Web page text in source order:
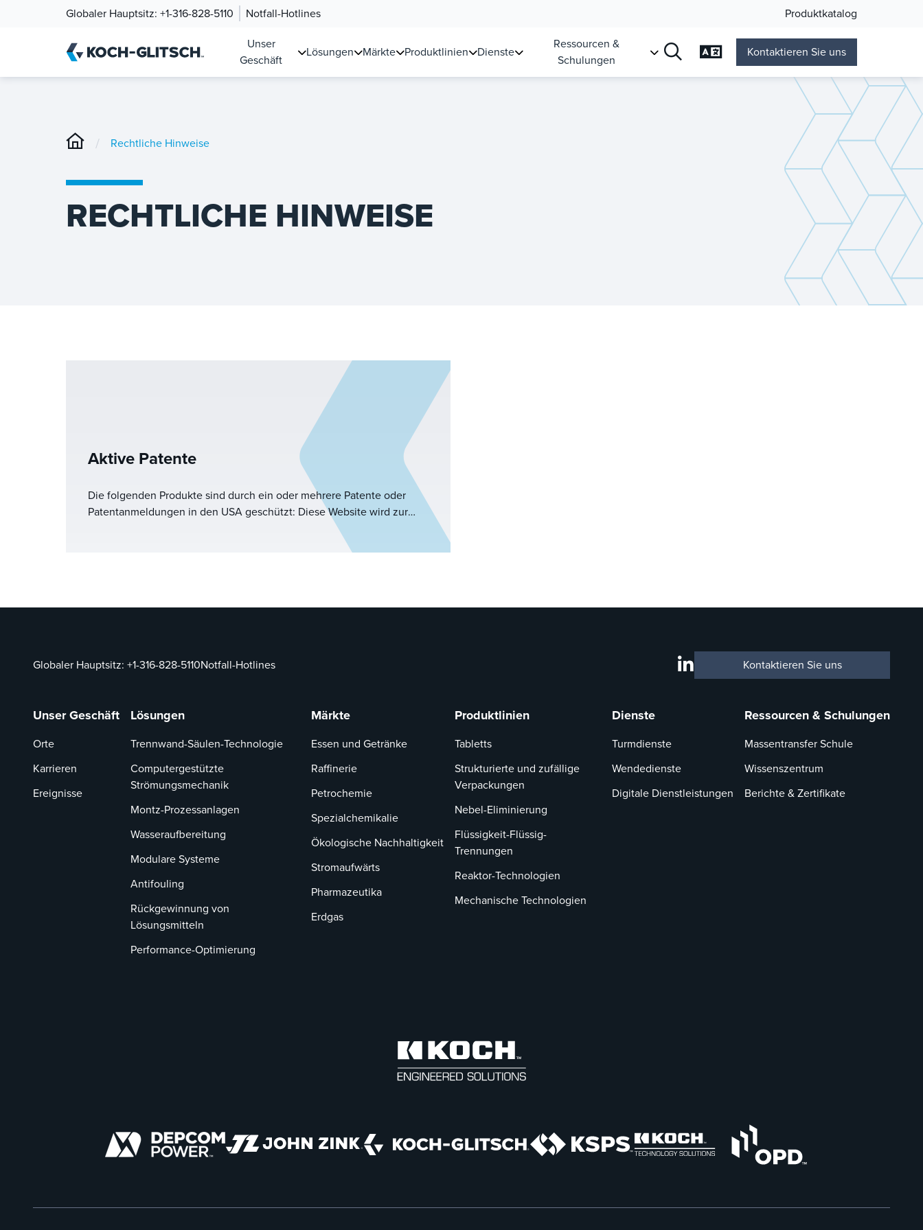
Globaler Hauptsitz: +1-316-828-5110 Notfall-Hotlines
Produktkatalog
Unser
Geschäft
Lösungen Märkte Produktlinien Dienste
Ressourcen &
Schulungen
Sprache ändern
Kontaktieren Sie uns
/ Rechtliche Hinweise
RECHTLICHE HINWEISE
Aktive Patente
Die folgenden Produkte sind durch ein oder mehrere Patente oder
Patentanmeldungen in den USA geschützt: Diese Website wird zur
Verfügung gestellt, um die Bestimmungen zur virtuellen
Kennzeichnung zu erfüllen, einschließlich Abschnitt 16 des Leahy-
Globaler Hauptsitz: +1-316-828-5110Notfall-Hotlines Kontaktieren Sie uns
Unser Geschäft
Orte
Karrieren
Ereignisse
Lösungen
Trennwand-Säulen-Technologie
Computergestützte
Strömungsmechanik
Montz-Prozessanlagen
Wasseraufbereitung
Modulare Systeme
Antifouling
Rückgewinnung von
Lösungsmitteln
Performance-Optimierung
Märkte
Essen und Getränke
Raffinerie
Petrochemie
Spezialchemikalie
Ökologische Nachhaltigkeit
Stromaufwärts
Pharmazeutika
Erdgas
Produktlinien
Tabletts
Strukturierte und zufällige
Verpackungen
Nebel-Eliminierung
Flüssigkeit-Flüssig-
Trennungen
Reaktor-Technologien
Mechanische Technologien
Dienste
Turmdienste
Wendedienste
Digitale Dienstleistungen
Ressourcen & Schulungen
Massentransfer Schule
Wissenszentrum
Berichte & Zertifikate